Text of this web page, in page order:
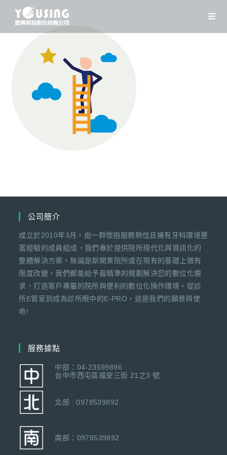
公司簡介
成立於2010年3月，由一群懷抱服務熱忱且擁有牙科環境豐
富經驗的成員組成，我們專於提供院所現代化與資訊化的
整體解決方案。無論是新開業院所或在現有的基礎上做有
限度改變，我們都能給予最精準的規劃解決您的數位化需
求，打造客戶專屬的院所與便利的數位化操作環境。從診
所E管家到成為診所眼中的E-PRO，這是我們的願景與使
命!
服務據點
中部：04-23599896
台中市西屯區福安三街 21之3 號
北部 : 0978539892
南部：0978539892